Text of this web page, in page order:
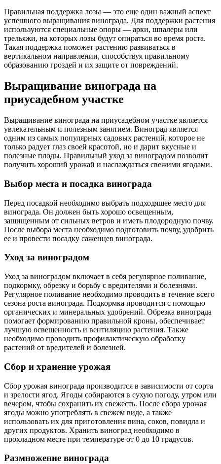
Правильная поддержка лозы — это еще один важный аспект
успешного выращивания винограда. Для поддержки растения
используются специальные опоры — арки, шпалеры или
трельяжи, на которых лозы будут опираться во время роста.
Такая поддержка поможет растению развиваться в
вертикальном направлении, способствуя правильному
образованию гроздей и их защите от повреждений.
Выращивание винограда на
приусадебном участке
Выращивание винограда на приусадебном участке является
увлекательным и полезным занятием. Виноград является
одним из самых популярных садовых растений, которое не
только радует глаз своей красотой, но и дарит вкусные и
полезные плоды. Правильный уход за виноградом позволит
получить хороший урожай и наслаждаться свежими ягодами.
Выбор места и посадка винограда
Перед посадкой необходимо выбрать подходящее место для
винограда. Он должен быть хорошо освещенным,
защищенным от сильных ветров и иметь плодородную почву.
После выбора места необходимо подготовить почву, удобрить
ее и провести посадку саженцев винограда.
Уход за виноградом
Уход за виноградом включает в себя регулярное поливание,
подкормку, обрезку и борьбу с вредителями и болезнями.
Регулярное поливание необходимо проводить в течение всего
сезона роста винограда. Подкормка проводится с помощью
органических и минеральных удобрений. Обрезка винограда
помогает формированию правильной кроны, обеспечивает
лучшую освещенность и вентиляцию растения. Также
необходимо проводить профилактическую обработку
растений от вредителей и болезней.
Сбор и хранение урожая
Сбор урожая винограда производится в зависимости от сорта
и зрелости ягод. Ягоды собираются в сухую погоду, утром или
вечером, чтобы сохранить их свежесть. После сбора урожая
ягоды можно употреблять в свежем виде, а также
использовать их для приготовления вина, соков, повидла и
других продуктов. Хранить виноград необходимо в
прохладном месте при температуре от 0 до 10 градусов.
Размножение винограда